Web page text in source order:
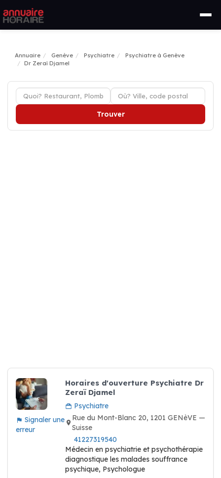
Annuaire Genève Psychiatre
Psychiatre à Genève
Dr Zeraï Djamel
Trouver
Signaler une
erreur
Horaires d'ouverture Psychiatre Dr
Zeraï Djamel
Psychiatre
Rue du Mont-Blanc 20, 1201 GENèVE —
Suisse
41227319540
Médecin en psychiatrie et psychothérapie
diagnostique les malades souffrance
psychique, Psychologue